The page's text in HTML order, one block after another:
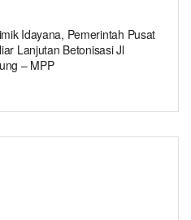
Idayana, Pemerintah Pusat
Lanjutan Betonisasi Jl
– MPP